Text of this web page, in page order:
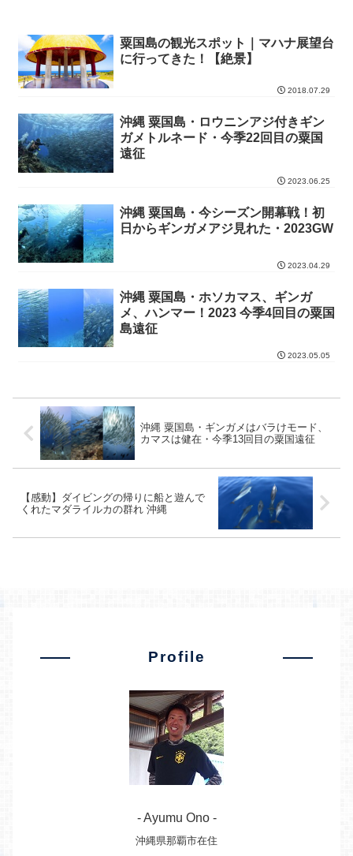
粟国島の観光スポット｜マハナ展望台
に行ってきた！【絶景】
2018.07.29
沖縄 粟国島・ロウニンアジ付きギン
ガメトルネード・今季22回目の粟国
遠征
2023.06.25
沖縄 粟国島・今シーズン開幕戦！初
日からギンガメアジ見れた・2023GW
2023.04.29
沖縄 粟国島・ホソカマス、ギンガ
メ、ハンマー！2023 今季4回目の粟国
島遠征
2023.05.05
沖縄 粟国島・ギンガメはバラけモード、
カマスは健在・今季13回目の粟国遠征
【感動】ダイビングの帰りに船と遊んで
くれたマダライルカの群れ 沖縄
Profile
- Ayumu Ono -
沖縄県那覇市在住